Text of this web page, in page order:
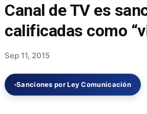
Canal de TV es
calificadas como
Sep 11, 2015
Sanciones por Ley Comunicación